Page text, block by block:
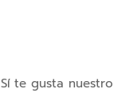
Sí te gusta